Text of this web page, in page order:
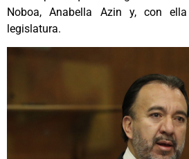
Noboa, Anabella Azin y, con
legislatura.